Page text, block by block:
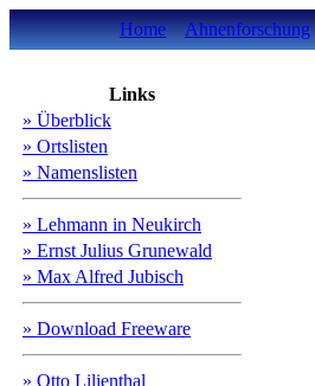
Home Ahnenforschung
Links
» Überblick
» Ortslisten
» Namenslisten
» Lehmann in Neukirch
» Ernst Julius Grunewald
» Max Alfred Jubisch
» Download Freeware
» Otto Lilienthal